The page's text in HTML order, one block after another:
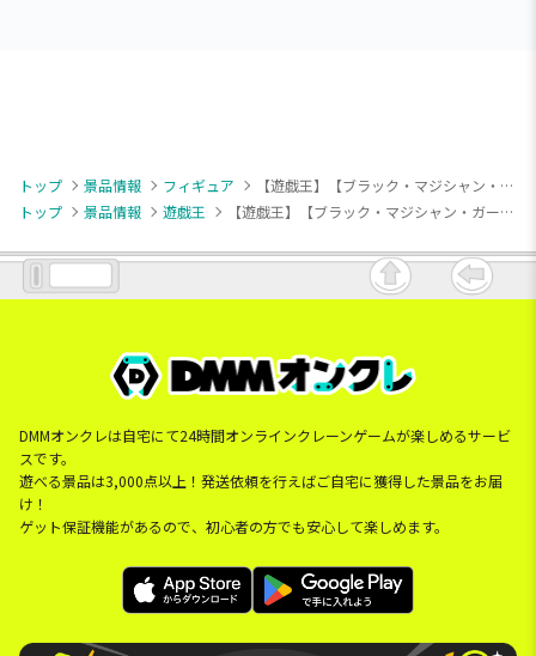
トップ 景品情報 フィギュア
【遊戯王】【ブラック・マジシャン・ガール】遊戯王カードゲーム Equal Arts ブラック・マジシャン・ガール
トップ
景品情報 遊戯王 【遊戯王】【ブラック・マジシャン・ガール】遊戯王カードゲーム Equal Arts ブラック・マジシャン・ガール
DMMオンクレは自宅にて24時間オンラインクレーンゲームが楽しめるサービ
スです。
遊べる景品は3,000点以上！発送依頼を行えばご自宅に獲得した景品をお届
け！
ゲット保証機能があるので、初心者の方でも安心して楽しめます。